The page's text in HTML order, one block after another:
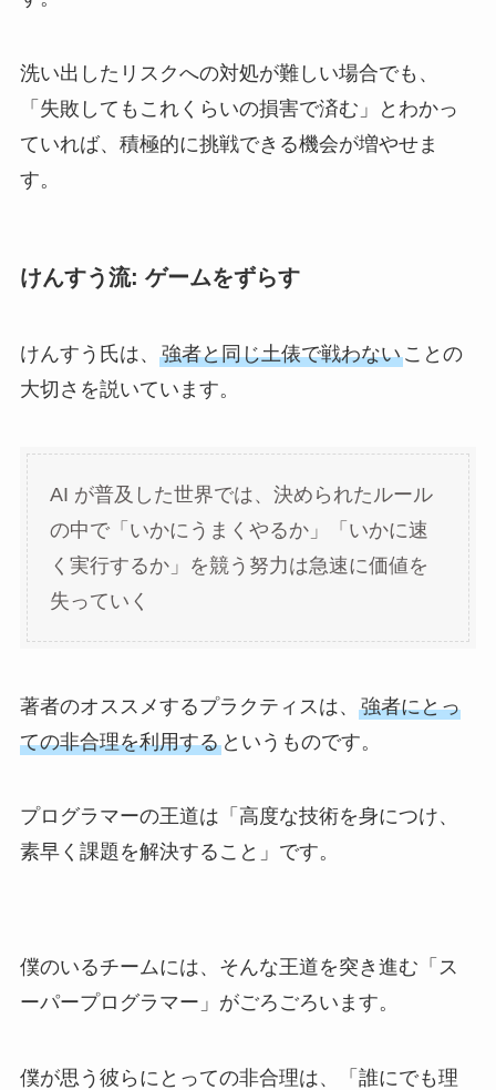
洗い出したリスクへの対処が難しい場合でも、
「失敗してもこれくらいの損害で済む」とわかっ
ていれば、積極的に挑戦できる機会が増やせま
す。
けんすう流: ゲームをずらす
けんすう氏は、 強者と同じ土俵で戦わないことの
大切さを説いています。
AI が普及した世界では、決められたルール
の中で「いかにうまくやるか」「いかに速
く実行するか」を競う努力は急速に価値を
失っていく
著者のオススメするプラクティスは、 強者にとっ
ての非合理を利用するというものです。
プログラマーの王道は「高度な技術を身につけ、
素早く課題を解決すること」です。
僕のいるチームには、そんな王道を突き進む「ス
ーパープログラマー」がごろごろいます。
僕が思う彼らにとっての非合理は、「誰にでも理